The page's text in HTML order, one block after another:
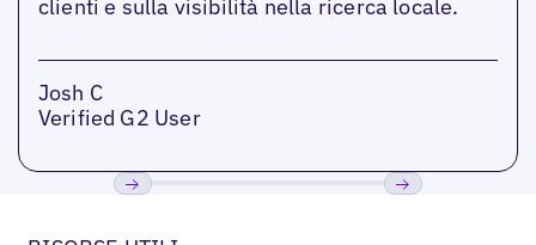
clienti e sulla visibilità nella ricerca locale.
Josh C
Verified G2 User